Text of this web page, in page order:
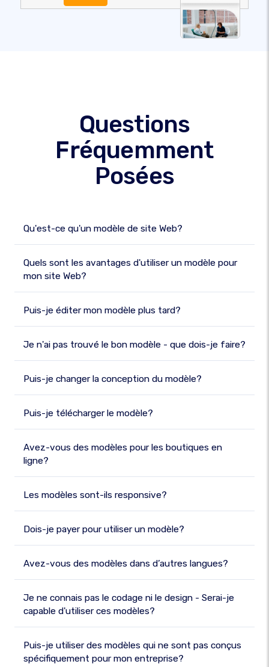
Questions
Fréquemment
Posées
Qu'est-ce qu'un modèle de site Web?
Quels sont les avantages d'utiliser un modèle pour
mon site Web?
Puis-je éditer mon modèle plus tard?
Je n'ai pas trouvé le bon modèle - que dois-je faire?
Puis-je changer la conception du modèle?
Puis-je télécharger le modèle?
Avez-vous des modèles pour les boutiques en
ligne?
Les modèles sont-ils responsive?
Dois-je payer pour utiliser un modèle?
Avez-vous des modèles dans d’autres langues?
Je ne connais pas le codage ni le design - Serai-je
capable d'utiliser ces modèles?
Puis-je utiliser des modèles qui ne sont pas conçus
spécifiquement pour mon entreprise?